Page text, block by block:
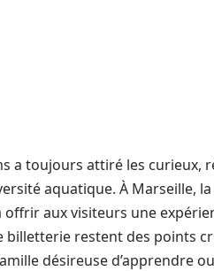
a toujours attiré les curieux,
aquatique. À Marseille,
aux visiteurs une
billetterie restent des points
désireuse d’apprendre